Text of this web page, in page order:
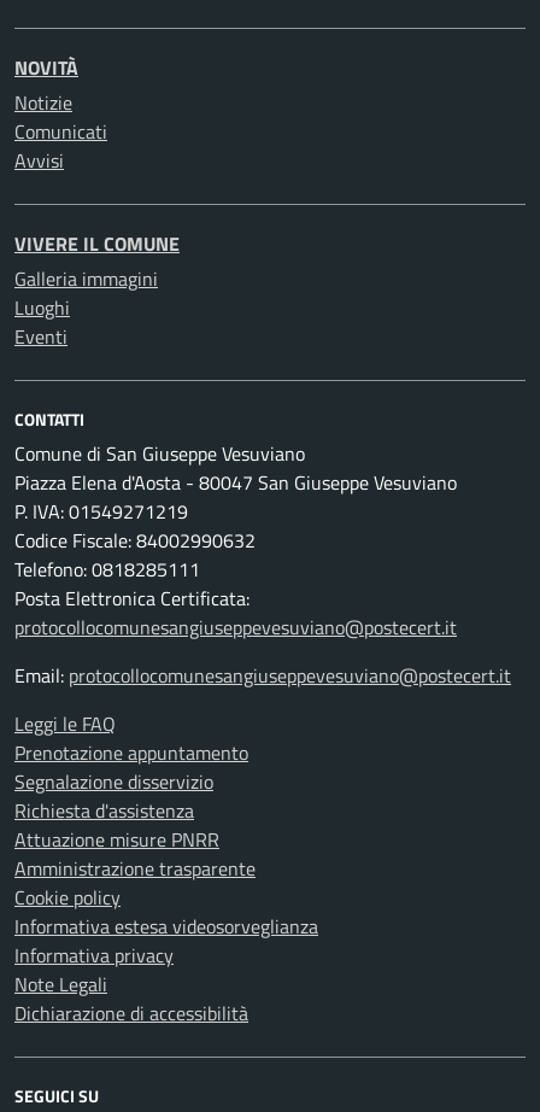
NOVITÀ
Notizie
Comunicati
Avvisi
VIVERE IL COMUNE
Galleria immagini
Luoghi
Eventi
CONTATTI
Comune di San Giuseppe Vesuviano
Piazza Elena d'Aosta - 80047 San Giuseppe Vesuviano
P. IVA: 01549271219
Codice Fiscale: 84002990632
Telefono: 0818285111
Posta Elettronica Certificata:
protocollocomunesangiuseppevesuviano@postecert.it
Email: protocollocomunesangiuseppevesuviano@postecert.it
Leggi le FAQ
Prenotazione appuntamento
Segnalazione disservizio
Richiesta d'assistenza
Attuazione misure PNRR
Amministrazione trasparente
Cookie policy
Informativa estesa videosorveglianza
Informativa privacy
Note Legali
Dichiarazione di accessibilità
SEGUICI SU